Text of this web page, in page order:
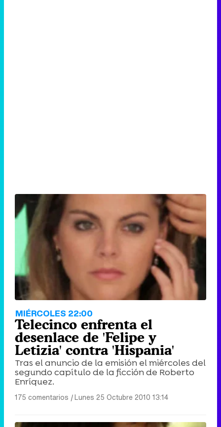
MIÉRCOLES 22:00
Telecinco enfrenta el
desenlace de 'Felipe y
Letizia' contra 'Hispania'
Tras el anuncio de la emisión el miércoles del
segundo capítulo de la ficción de Roberto
Enríquez.
175 comentarios |Lunes 25 Octubre 2010 13:14